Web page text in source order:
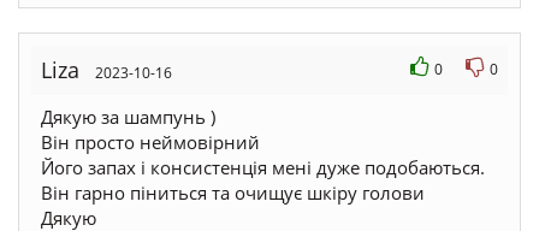
Liza 2023-10-16 0 0
Дякую за шампунь )
Він просто неймовірний
Його запах і консистенція мені дуже подобаються.
Він гарно піниться та очищує шкіру голови
Дякую